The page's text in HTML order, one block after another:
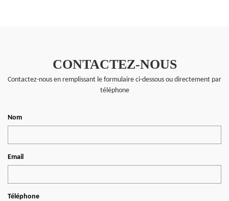
CONTACTEZ-NOUS
Contactez-nous en remplissant le formulaire ci-dessous ou directement par
téléphone
Nom
Email
Téléphone